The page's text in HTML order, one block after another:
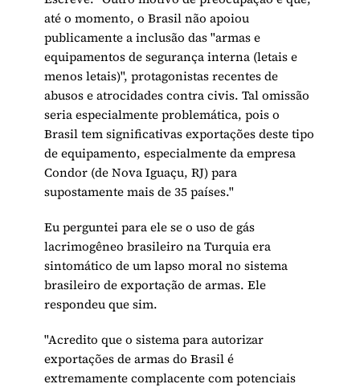
até o momento, o Brasil não apoiou
publicamente a inclusão das "armas e
equipamentos de segurança interna (letais e
menos letais)", protagonistas recentes de
abusos e atrocidades contra civis. Tal omissão
seria especialmente problemática, pois o
Brasil tem significativas exportações deste tipo
de equipamento, especialmente da empresa
Condor (de Nova Iguaçu, RJ) para
supostamente mais de 35 países."
Eu perguntei para ele se o uso de gás
lacrimogêneo brasileiro na Turquia era
sintomático de um lapso moral no sistema
brasileiro de exportação de armas. Ele
respondeu que sim.
"Acredito que o sistema para autorizar
exportações de armas do Brasil é
extremamente complacente com potenciais